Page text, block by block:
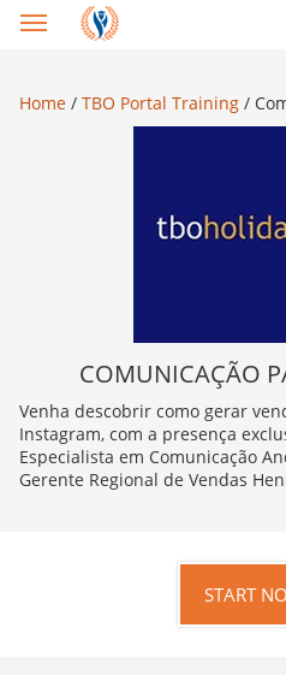
Home / TBO Portal Training /
COMUNICAÇÃO
Venha descobrir como gerar
Instagram, com a presença
Especialista em Comunicação
Gerente Regional de Vendas
START